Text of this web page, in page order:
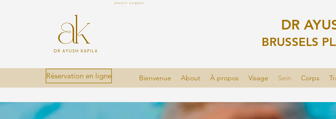
DR
BRUSSELS
Bienvenue About À propos Visage Sein Corps
Réservation en ligne